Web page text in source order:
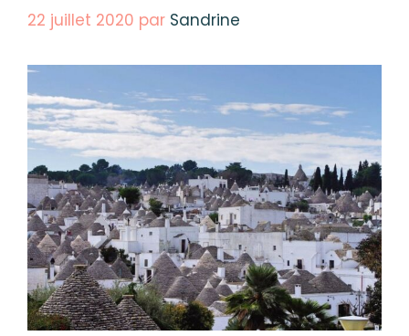
22 juillet 2020 par Sandrine